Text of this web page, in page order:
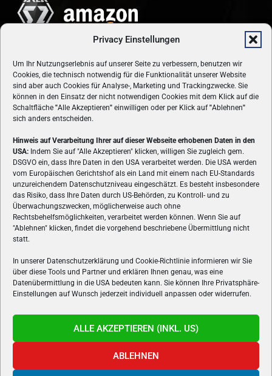
Privacy Einstellungen
Um Ihr Nutzungserlebnis auf unserer Seite zu verbessern, benutzen wir
Cookies, die technisch notwendig für die Funktionalität unserer Website
sind aber auch Cookies für Analyse-, Marketing und Trackingzwecke. Sie
können in den Einsatz der nicht notwendigen Cookies mit dem Klick auf die
Schaltfläche "Alle Akzeptieren" einwilligen oder per Klick auf"Ablehnen"
sich anders entscheiden.
Hinweis auf Verarbeitung Ihrer auf dieser Webseite erhobenen Daten in den
USA: Indem Sie auf "Alle Akzeptieren" klicken, willigen Sie zugleich gem.
DSGVO ein, dass Ihre Daten in den USA verarbeitet werden. Die USA werden
vom Europäischen Gerichtshof als ein Land mit einem nach EU-Standards
unzureichendem Datenschutzniveau eingeschätzt. Es besteht insbesondere
das Risiko, dass Ihre Daten durch US-Behörden, zu Kontroll- und zu
Überwachungszwecken, möglicherweise auch ohne
Rechtsbehelfsmöglichkeiten, verarbeitet werden können. Wenn Sie auf
"Ablehnen" klicken, findet die vorgehend beschriebene Übermittlung nicht
statt.
In unserer Datenschutzerklärung und Cookie-Richtlinie informieren wir Sie
über diese Tools und Partner und erklären Ihnen genau, was eine
Datenübermittlung in die USA bedeuten kann. Sie können Ihre Privatsphäre-
Einstellungen auf Wunsch jederzeit individuell anpassen oder widerrufen.
ALLE AKZEPTIEREN (INKL. US)
ABLEHNEN
ÜBER UNS
VON GAMERN, FÜR GAMER! Gamers.at ist das älteste Online-
Spielemagazin Österreichs und bringt täglich aktuelle News,
Reviews und Videos zu PC- und Konsolenspielen, Gaming-
Hardware und aus der Welt des e-Sport's.
FOLGE UNS